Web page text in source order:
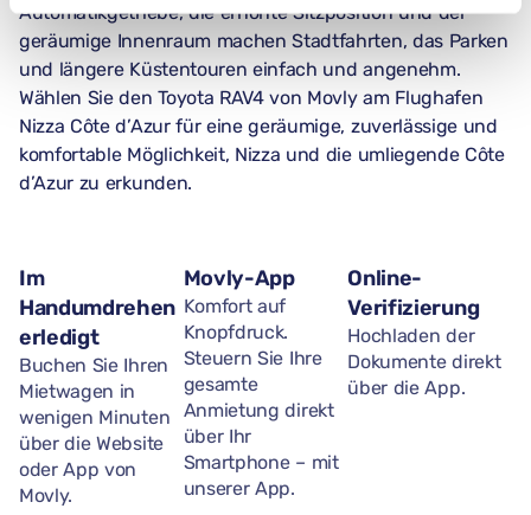
Automatikgetriebe, die erhöhte Sitzposition und der
geräumige Innenraum machen Stadtfahrten, das Parken
und längere Küstentouren einfach und angenehm.
Wählen Sie den Toyota RAV4 von Movly am Flughafen
Nizza Côte d’Azur für eine geräumige, zuverlässige und
komfortable Möglichkeit, Nizza und die umliegende Côte
d’Azur zu erkunden.
Im
Handumdrehen
erledigt
Buchen Sie Ihren
Mietwagen in
wenigen Minuten
über die Website
oder App von
Movly.
Movly-App
Komfort auf
Knopfdruck.
Steuern Sie Ihre
gesamte
Anmietung direkt
über Ihr
Smartphone – mit
unserer App.
Online-
Verifizierung
Hochladen der
Dokumente direkt
über die App.